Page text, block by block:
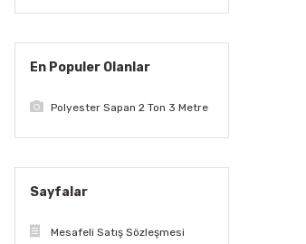
En Populer Olanlar
Polyester Sapan 2 Ton 3 Metre
Sayfalar
Mesafeli Satış Sözleşmesi